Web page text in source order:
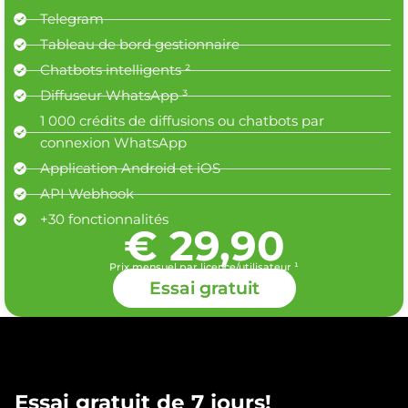
Telegram
Tableau de bord gestionnaire
Chatbots intelligents ²
Diffuseur WhatsApp ³
1 000 crédits de diffusions ou chatbots par
connexion WhatsApp
Application Android et iOS
API Webhook
+30 fonctionnalités
€ 29,90
Prix mensuel par licence/utilisateur ¹
Essai gratuit
Essai gratuit de 7 jours!